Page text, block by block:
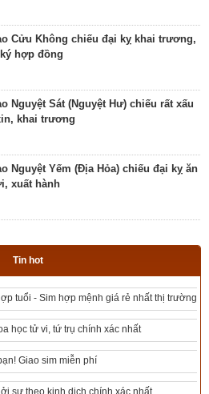
có Sao Sâm chiếu là ngày tốt hay
có Sao Chủy là ngày tốt hay ngày
có Sao Tất chiếu là ngày tốt hay
Mão Nhật Kê
có Sao Vị chiếu là ngày tốt hay
Vị Thổ Trĩ
có Sao Lâu là ngày tốt hay xấu? Ý
Cửu Không chiếu đại kỵ khai trương,
hợp đồng
Nguyệt Sát (Nguyệt Hư) chiếu rất xấu
khai trương
Nguyệt Yếm (Địa Hỏa) chiếu đại kỵ ăn
xuất hành
giao dịch, khai trương
xấu Thiên Tặc trực chiếu đại kỵ xuất
trương
Thổ phù (Thổ phủ) chiếu đại kỵ khởi
Tin hot
tuổi - Sim hợp mệnh giá rẻ nhất thị trường
học tử vi, tứ trụ chính xác nhất
Giao sim miễn phí
sự theo kinh dịch chính xác nhất